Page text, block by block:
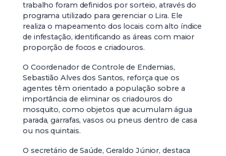
trabalho foram definidos por sorteio, através do
programa utilizado para gerenciar o Lira. Ele
realiza o mapeamento dos locais com alto índice
de infestação, identificando as áreas com maior
proporção de focos e criadouros.
O Coordenador de Controle de Endemias,
Sebastião Alves dos Santos, reforça que os
agentes têm orientado a população sobre a
importância de eliminar os criadouros do
mosquito, como objetos que acumulam água
parada, garrafas, vasos ou pneus dentro de casa
ou nos quintais.
O secretário de Saúde, Geraldo Júnior, destaca